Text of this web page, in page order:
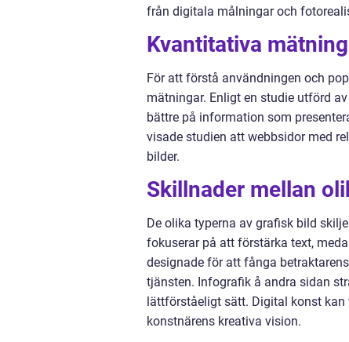
från digitala målningar och
Kvantitativa
För att förstå användningen och
mätningar. Enligt en studie utförd
bättre på information som
visade studien att webbsidor med
bilder.
Skillnader mellan
De olika typerna av grafisk bild
fokuserar på att förstärka text,
designade för att fånga
tjänsten. Infografik å andra sidan
lättförståeligt sätt. Digital konst
konstnärens kreativa vision.